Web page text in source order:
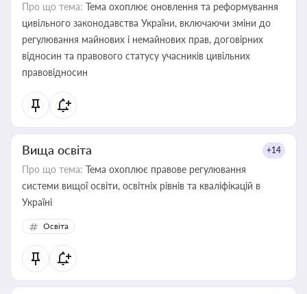
Про що тема: Тема охоплює оновлення та реформування
цивільного законодавства України, включаючи зміни до
регулювання майнових і немайнових прав, договірних
відносин та правового статусу учасників цивільних
правовідносин
Вища освіта +14
Про що тема: Тема охоплює правове регулювання
системи вищої освіти, освітніх рівнів та кваліфікацій в
Україні
Освіта